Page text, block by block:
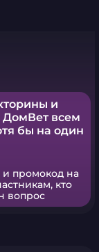
и
всем
бы на один
промокод на
кто
вопрос